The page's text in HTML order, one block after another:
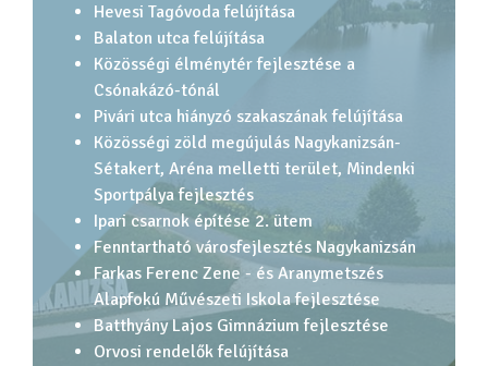
Hevesi Tagóvoda felújítása
Balaton utca felújítása
Közösségi élménytér fejlesztése a
Csónakázó-tónál
Pivári utca hiányzó szakaszának felújítása
Közösségi zöld megújulás Nagykanizsán-
Sétakert, Aréna melletti terület, Mindenki
Sportpálya fejlesztés
Ipari csarnok építése 2. ütem
Fenntartható városfejlesztés Nagykanizsán
Farkas Ferenc Zene - és Aranymetszés
Alapfokú Művészeti Iskola fejlesztése
Batthyány Lajos Gimnázium fejlesztése
Orvosi rendelők felújítása